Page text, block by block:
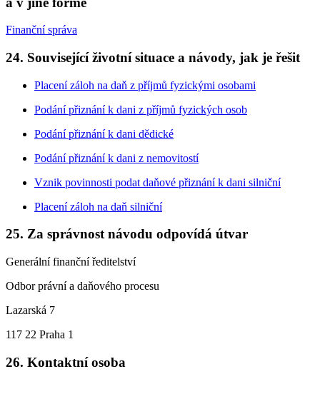
Finanční správa
24. Související životní situace a návody, jak je řešit
Placení záloh na daň z příjmů fyzickými osobami
Podání přiznání k dani z příjmů fyzických osob
Podání přiznání k dani dědické
Podání přiznání k dani z nemovitostí
Vznik povinnosti podat daňové přiznání k dani silniční
Placení záloh na daň silniční
25. Za správnost návodu odpovídá útvar
Generální finanční ředitelství
Odbor právní a daňového procesu
Lazarská 7
117 22 Praha 1
26. Kontaktní osoba